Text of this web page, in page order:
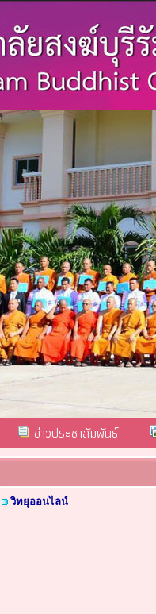
ข่าวประชาสัมพันธ์
วิทยุออนไลน์